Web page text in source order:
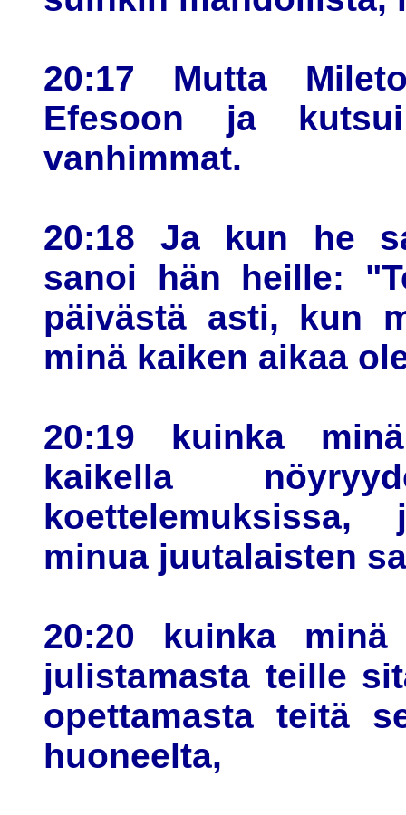
20:17 Mutta
Efesoon ja
vanhimmat.
20:18 Ja kun he
sanoi hän heille:
päivästä asti, kun
minä kaiken aikaa
20:19 kuinka
kaikella
minua juutalaisten
20:20 kuinka
julistamasta teille
opettamasta teitä
huoneelta,